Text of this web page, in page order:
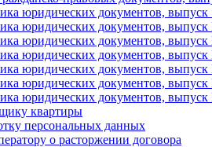
юридических документов, выпуск
юридических документов,
юридических документов,
юридических документов,
юридических документов,
юридических документов,
юридических документов,
квартиры
персональных данных
о расторжении договора